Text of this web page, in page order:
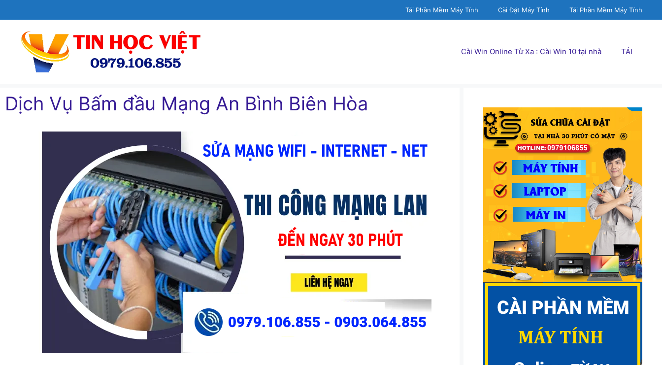
đến
Tải Phần Mềm Máy Tính Cài Đặt Máy Tính Tải Phần Mềm Máy Tính
Cài Win Online Từ Xa : Cài Win 10 tại nhà TẢI
Dịch Vụ Bấm đầu Mạng An Bình Biên Hòa